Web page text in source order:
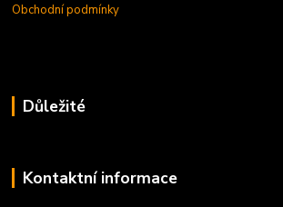
Obchodní podmínky
Důležité
Kontaktní informace